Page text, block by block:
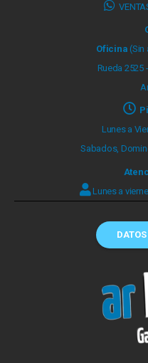
Oficina (Sin
Rueda 2525
Lunes a
Sabados,
Lunes a